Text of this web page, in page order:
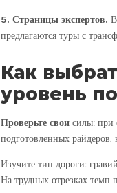
5. Страницы экспертов.
предлагаются туры с
Как
уровень
Проверьте свои силы: при
подготовленных
Изучите тип дороги:
На трудных отрезках темп